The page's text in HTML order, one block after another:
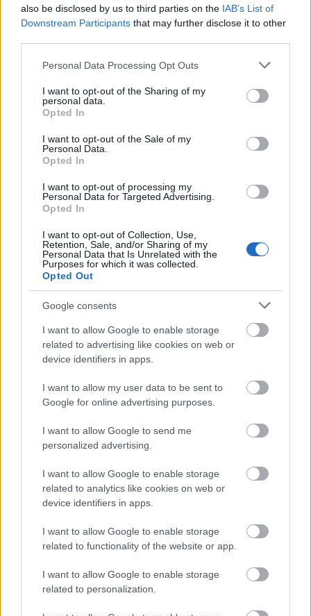
also be disclosed by us to third parties on the IAB’s List of
Downstream Participants that may further disclose it to other
Please note that this website/app uses one or more Google
not limited to your visit or usage behaviour. You may click to
grant or deny consent to Google and its third-party tags to
use your data for below specified purposes in below Google
consent section.
Personal Data Processing Opt Outs
I want to opt-out of the Sharing of my
personal data.
Opted In
I want to opt-out of the Sale of my
Personal Data.
Opted In
I want to opt-out of processing my
Personal Data for Targeted Advertising.
Opted In
I want to opt-out of Collection, Use,
Retention, Sale, and/or Sharing of my
Personal Data that Is Unrelated with the
Purposes for which it was collected.
Opted Out
Google consents
I want to allow Google to enable storage
related to advertising like cookies on web or
device identifiers in apps.
I want to allow my user data to be sent to
Google for online advertising purposes.
I want to allow Google to send me
personalized advertising.
I want to allow Google to enable storage
related to analytics like cookies on web or
device identifiers in apps.
I want to allow Google to enable storage
related to functionality of the website or app.
I want to allow Google to enable storage
related to personalization.
HÍRLEVÉL
szabályzatot!
LEGFRISSEBB
Helyi hírek
Látlelet a hazai víziközművekről?
Egyetlen, fél évszázados vezetéken múlt
Bicske vízellátása
Helyi hírek
Gyárleállításokkal és átszervezett
villamosenergia-rendszert a STRABAG
Országos hírek
Kecskeméten is szakirányú
továbbképzésekkel erősít a Gál Ferenc